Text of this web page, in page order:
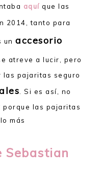
aquí que las
2014, tanto para
unaccesorio
atreve a lucir, pero
las pajaritas seguro
. Si es así, no
las pajaritas
más
Sebastian